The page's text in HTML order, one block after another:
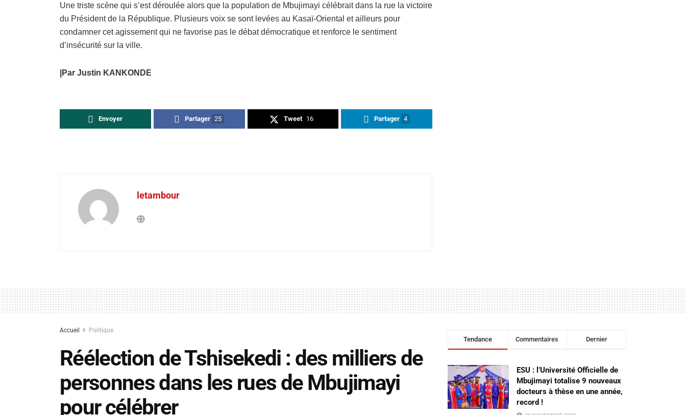
Une triste scène qui s’est déroulée alors que la population de Mbujimayi célébrait dans la rue la victoire
du Président de la République. Plusieurs voix se sont levées au Kasaï-Oriental et ailleurs pour
condamner cet agissement qui ne favorise pas le débat démocratique et renforce le sentiment
d’insécurité sur la ville.
|Par Justin KANKONDE
Envoyer Partager 25 Tweet 16 Partager 4
letambour
Accueil Politique
Réélection de Tshisekedi : des milliers de
personnes dans les rues de Mbujimayi
pour célébrer
Tendance Commentaires Dernier
ESU : l’Université Officielle de
Mbujimayi totalise 9 nouveaux
docteurs à thèse en une année,
record !